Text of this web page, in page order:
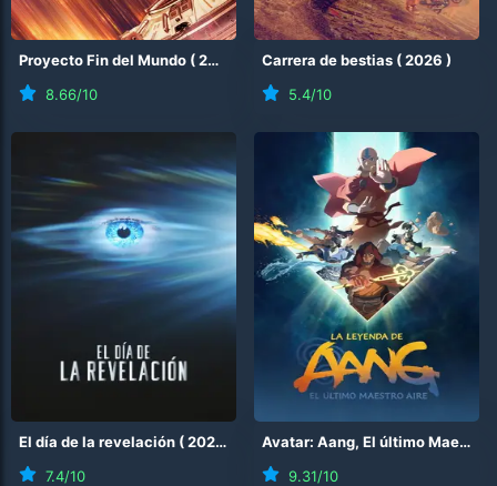
Proyecto Fin del Mundo (2026
8.66/10
Carrera de bestias (2026 )
5.4/10
El día de la revelación (2026 )
7.4/10
Avatar: Aang, El último Maestro Aire
9.31/10